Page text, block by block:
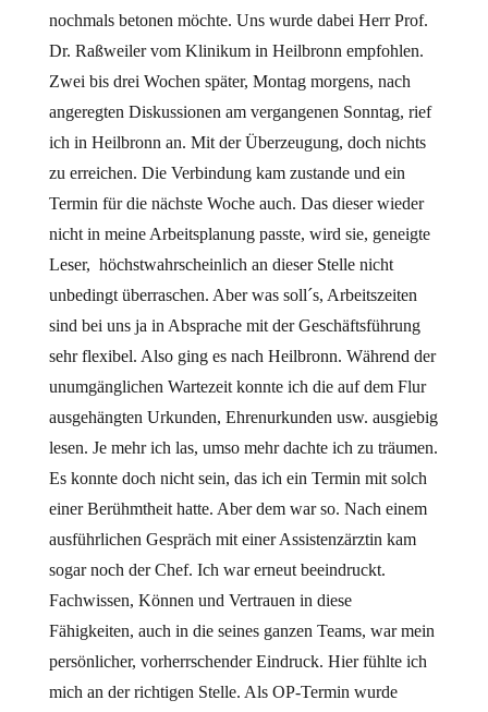
nochmals betonen möchte. Uns wurde dabei Herr Prof.
Dr. Raßweiler vom Klinikum in Heilbronn empfohlen.
Zwei bis drei Wochen später, Montag morgens, nach
angeregten Diskussionen am vergangenen Sonntag, rief
ich in Heilbronn an. Mit der Überzeugung, doch nichts
zu erreichen. Die Verbindung kam zustande und ein
Termin für die nächste Woche auch. Das dieser wieder
nicht in meine Arbeitsplanung passte, wird sie, geneigte
Leser, höchstwahrscheinlich an dieser Stelle nicht
unbedingt überraschen. Aber was soll´s, Arbeitszeiten
sind bei uns ja in Absprache mit der Geschäftsführung
sehr flexibel. Also ging es nach Heilbronn. Während der
unumgänglichen Wartezeit konnte ich die auf dem Flur
ausgehängten Urkunden, Ehrenurkunden usw. ausgiebig
lesen. Je mehr ich las, umso mehr dachte ich zu träumen.
Es konnte doch nicht sein, das ich ein Termin mit solch
einer Berühmtheit hatte. Aber dem war so. Nach einem
ausführlichen Gespräch mit einer Assistenzärztin kam
sogar noch der Chef. Ich war erneut beeindruckt.
Fachwissen, Können und Vertrauen in diese
Fähigkeiten, auch in die seines ganzen Teams, war mein
persönlicher, vorherrschender Eindruck. Hier fühlte ich
mich an der richtigen Stelle. Als OP-Termin wurde